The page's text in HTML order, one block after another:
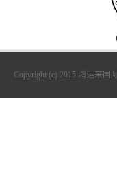
Copyright (c) 2015 鸿运来国